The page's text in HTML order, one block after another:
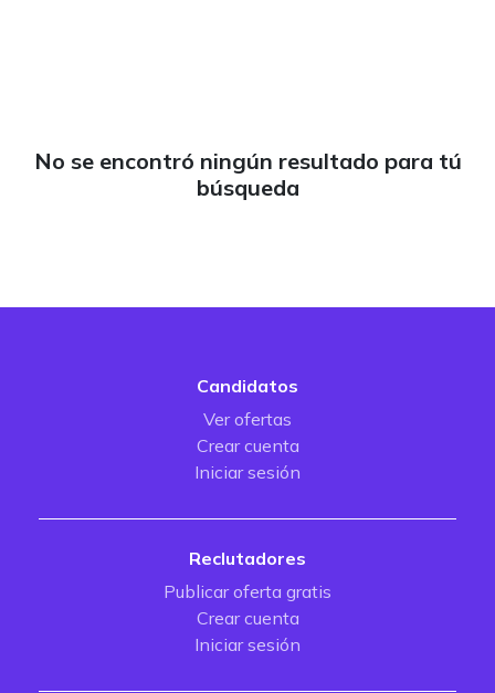
No se encontró ningún resultado para tú
búsqueda
Candidatos
Ver ofertas
Crear cuenta
Iniciar sesión
Reclutadores
Publicar oferta gratis
Crear cuenta
Iniciar sesión